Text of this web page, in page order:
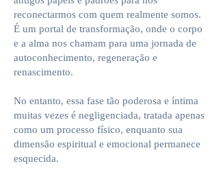
reconectarmos com quem realmente somos.
É um portal de transformação, onde o corpo
e a alma nos chamam para uma jornada de
autoconhecimento, regeneração e
renascimento.
No entanto, essa fase tão poderosa e íntima
muitas vezes é negligenciada, tratada apenas
como um processo físico, enquanto sua
dimensão espiritual e emocional permanece
esquecida.